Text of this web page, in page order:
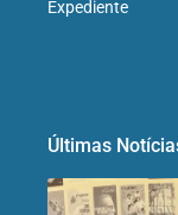
Expediente
Últimas